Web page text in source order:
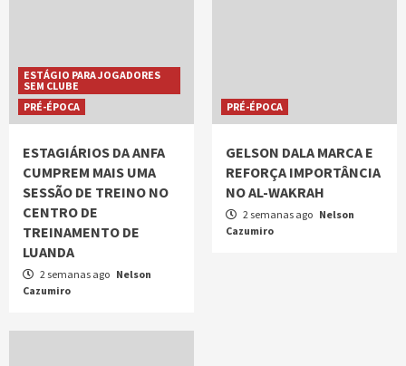
ESTÁGIO PARA JOGADORES
SEM CLUBE
PRÉ-ÉPOCA
ESTAGIÁRIOS DA ANFA
CUMPREM MAIS UMA
SESSÃO DE TREINO NO
CENTRO DE
TREINAMENTO DE
LUANDA
2 semanas ago Nelson
Cazumiro
PRÉ-ÉPOCA
GELSON DALA MARCA E
REFORÇA IMPORTÂNCIA
NO AL-WAKRAH
2 semanas ago Nelson
Cazumiro